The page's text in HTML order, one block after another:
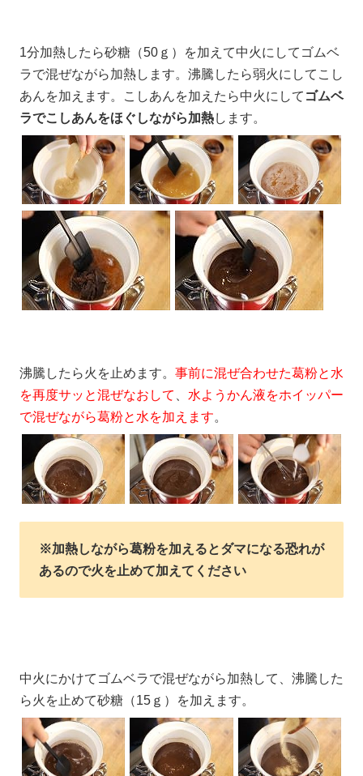
1分加熱したら砂糖（50ｇ）を加えて中火にしてゴムベ
ラで混ぜながら加熱します。沸騰したら弱火にしてこし
あんを加えます。こしあんを加えたら中火にして ゴムベ
ラでこしあんをほぐしながら加熱します。
沸騰したら火を止めます。 事前に混ぜ合わせた葛粉と水
を再度サッと混ぜなおして
水ようかん液をホイッパー
で混ぜながら葛粉と水を加えます。
※加熱しながら葛粉を加えるとダマになる恐れが
あるので火を止めて加えてください
中火にかけてゴムベラで混ぜながら加熱して、沸騰した
ら火を止めて砂糖（15ｇ）を加えます。